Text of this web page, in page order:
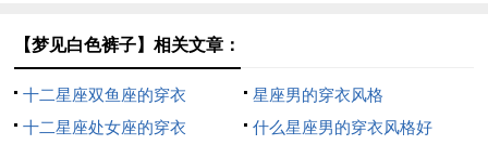
【梦见白色裤子】相关文章：
十二星座双鱼座的穿衣
星座男的穿衣风格
十二星座处女座的穿衣
什么星座男的穿衣风格好